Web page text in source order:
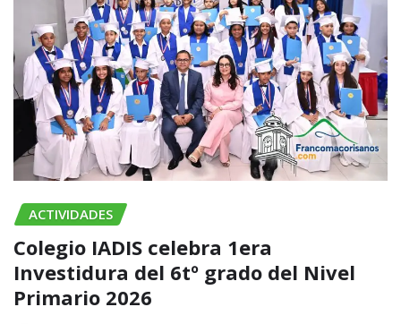
ACTIVIDADES
Colegio IADIS celebra 1era
Investidura del 6tº grado del Nivel
Primario 2026